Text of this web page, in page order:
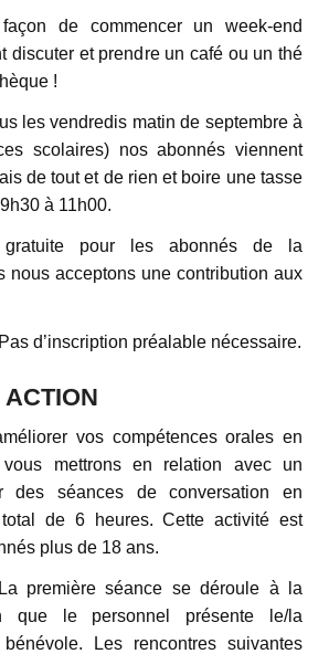
de commencer un week-end
discuter et prendre un café ou un thé
!
les vendredis matin de septembre à
scolaires) nos abonnés viennent
de tout et de rien et boire une tasse
à 11h00.
pour les abonnés de la
nous acceptons une contribution aux
Pas d’inscription préalable nécessaire.
vos compétences orales en
mettrons en relation avec un
des séances de conversation en
de 6 heures. Cette activité est
plus de 18 ans.
première séance se déroule à la
que le personnel présente le/la
Les rencontres suivantes